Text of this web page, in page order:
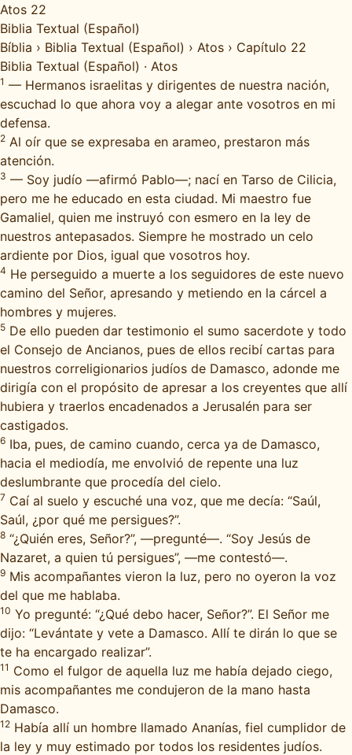
Atos 22
Biblia Textual (Español)
Bíblia › Biblia Textual (Español) › Atos › Capítulo 22
Biblia Textual (Español) · Atos
1 — Hermanos israelitas y dirigentes de nuestra nación,
escuchad lo que ahora voy a alegar ante vosotros en mi
defensa.
2 Al oír que se expresaba en arameo, prestaron más
atención.
3 — Soy judío —afirmó Pablo—; nací en Tarso de Cilicia,
pero me he educado en esta ciudad. Mi maestro fue
Gamaliel, quien me instruyó con esmero en la ley de
nuestros antepasados. Siempre he mostrado un celo
ardiente por Dios, igual que vosotros hoy.
4 He perseguido a muerte a los seguidores de este nuevo
camino del Señor, apresando y metiendo en la cárcel a
hombres y mujeres.
5 De ello pueden dar testimonio el sumo sacerdote y todo
el Consejo de Ancianos, pues de ellos recibí cartas para
nuestros correligionarios judíos de Damasco, adonde me
dirigía con el propósito de apresar a los creyentes que allí
hubiera y traerlos encadenados a Jerusalén para ser
castigados.
6 Iba, pues, de camino cuando, cerca ya de Damasco,
hacia el mediodía, me envolvió de repente una luz
deslumbrante que procedía del cielo.
7 Caí al suelo y escuché una voz, que me decía: “Saúl,
Saúl, ¿por qué me persigues?”.
8 “¿Quién eres, Señor?”, —pregunté—. “Soy Jesús de
Nazaret, a quien tú persigues”, —me contestó—.
9 Mis acompañantes vieron la luz, pero no oyeron la voz
del que me hablaba.
10 Yo pregunté: “¿Qué debo hacer, Señor?”. El Señor me
dijo: “Levántate y vete a Damasco. Allí te dirán lo que se
te ha encargado realizar”.
11 Como el fulgor de aquella luz me había dejado ciego,
mis acompañantes me condujeron de la mano hasta
Damasco.
12 Había allí un hombre llamado Ananías, fiel cumplidor de
la ley y muy estimado por todos los residentes judíos.